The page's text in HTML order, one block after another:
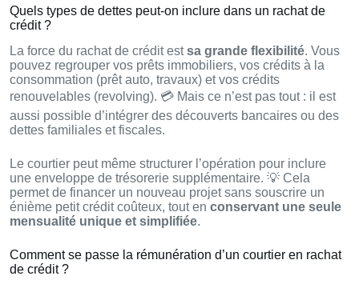
Quels types de dettes peut-on inclure dans un rachat de
crédit ?
La force du rachat de crédit estsa grande flexibilité. Vous
pouvez regrouper vos prêts immobiliers, vos crédits à la
consommation (prêt auto, travaux) et vos crédits
renouvelables (revolving). 💳 Mais ce n’est pas tout : il est
aussi possible d’intégrer des découverts bancaires ou des
dettes familiales et fiscales.
Le courtier peut même structurer l’opération pour inclure
une enveloppe de trésorerie supplémentaire. 💡 Cela
permet de financer un nouveau projet sans souscrire un
énième petit crédit coûteux, tout en conservant une seule
mensualité unique et simplifiée.
Comment se passe la rémunération d’un courtier en rachat
de crédit ?